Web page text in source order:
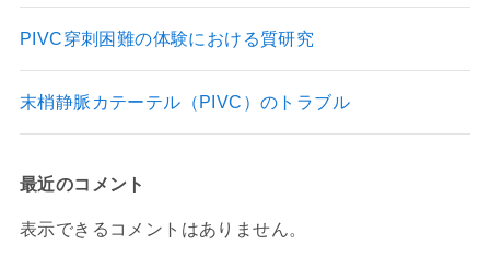
PIVC穿刺困難の体験における質研究
末梢静脈カテーテル（PIVC）のトラブル
最近のコメント
表示できるコメントはありません。